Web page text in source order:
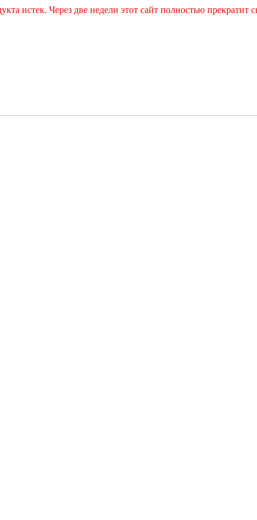
истек. Через две недели этот сайт полностью